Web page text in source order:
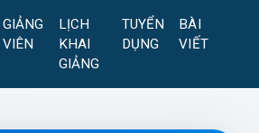
GIẢNG
VIÊN
LỊCH
KHAI
GIẢNG
TUYỂN
DỤNG
BÀI
VIẾT